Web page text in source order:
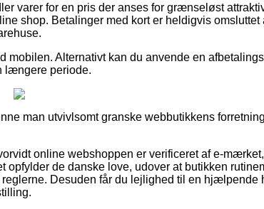
varer for en pris der anses for grænseløst
shop. Betalinger med kort er heldigvis omsluttet
mobilen. Alternativt kan du anvende en
længere periode.
man utvivlsomt granske webbutikkens
online webshoppen er verificeret af e-
de danske love, udover at butikken
Desuden får du lejlighed til en hjælpende